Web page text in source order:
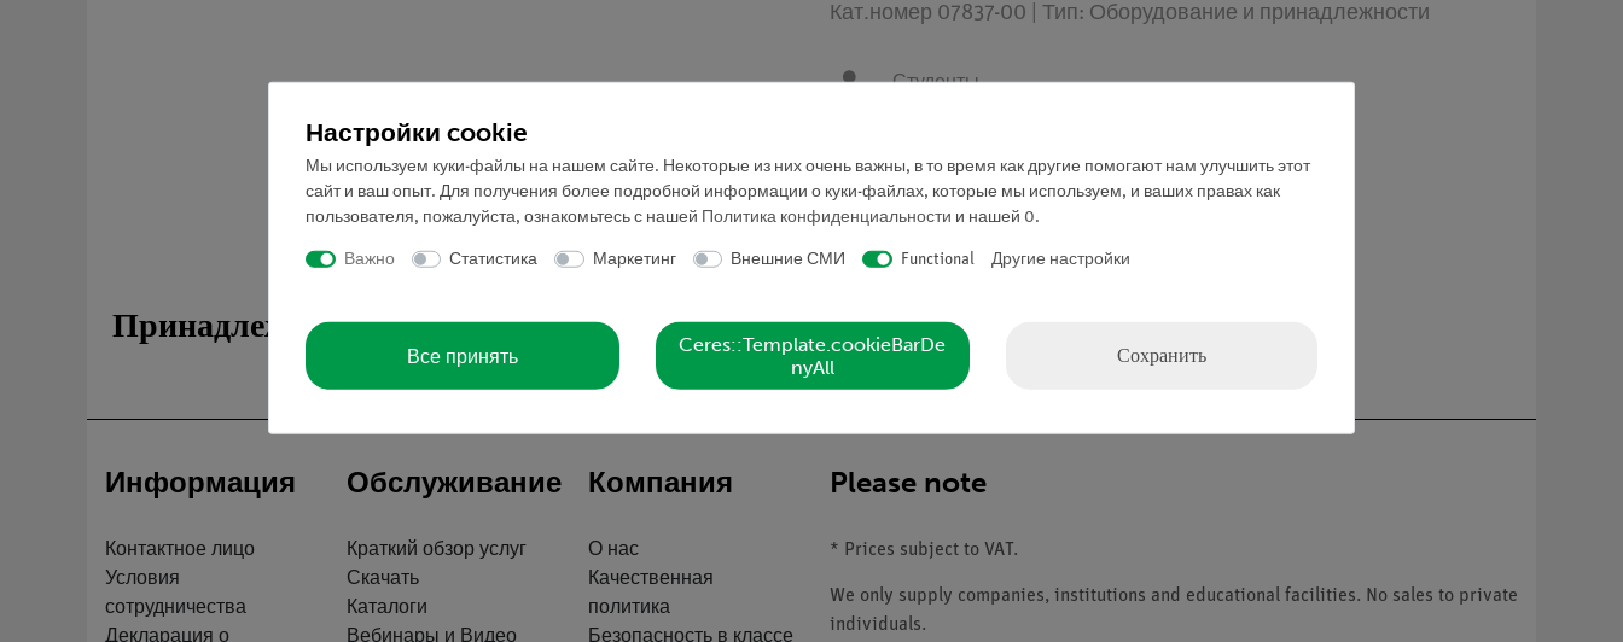
Кат.номер 07837-00 | Тип: Оборудование и принадлежности
Студенты
Запросить предложение
Принадлежности
Информация
Контактное лицо
Условия
сотрудничества
Декларация о
Обслуживание
Краткий обзор услуг
Скачать
Каталоги
Вебинары и Видео
Компания
О нас
Качественная
политика
Безопасность в классе
Please note
* Prices subject to VAT.
We only supply companies, institutions and educational facilities. No sales to private
individuals.
Настройки cookie
Мы используем куки-файлы на нашем сайте. Некоторые из них очень важны, в то время как другие помогают нам улучшить этот
сайт и ваш опыт. Для получения более подробной информации о куки-файлах, которые мы используем, и ваших правах как
пользователя, пожалуйста, ознакомьтесь с нашей Политика конфиденциальности и нашей 0.
Важно Статистика Маркетинг Внешние СМИ Functional Другие настройки
Все принять
Ceres::Template.cookieBarDe
nyAll
Сохранить